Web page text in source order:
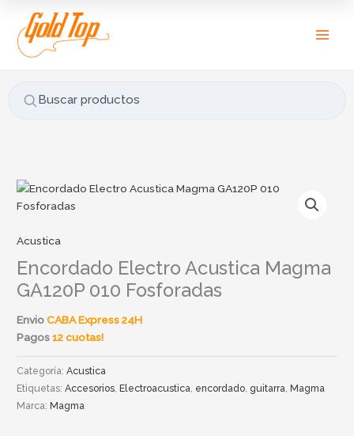
contenido
Buscar productos
u
s
r
:
Acustica
Encordado Electro Acustica Magma
GA120P 010 Fosforadas
EnvioCABA Express 24H
Pagos12 cuotas!
Categoría:Acustica
Etiquetas:Accesorios ,Electroacustica encordado guitarra ,Magma
Marca:Magma